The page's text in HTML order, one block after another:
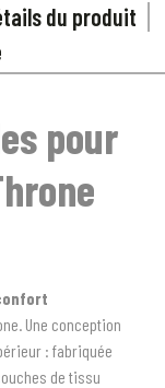
du produit
pour
Une conception
: fabriquée
de tissu